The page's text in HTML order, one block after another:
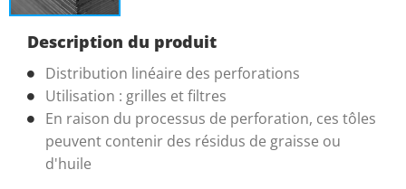
Description du produit
Distribution linéaire des perforations
Utilisation : grilles et filtres
En raison du processus de perforation, ces tôles
peuvent contenir des résidus de graisse ou
d'huile